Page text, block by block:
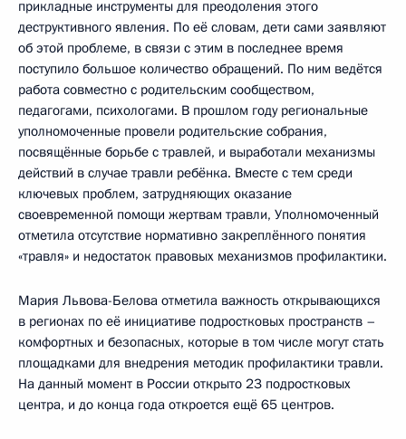
прикладные инструменты для преодоления этого
деструктивного явления. По её словам, дети сами заявляют
об этой проблеме, в связи с этим в последнее время
поступило большое количество обращений. По ним ведётся
работа совместно с родительским сообществом,
педагогами, психологами. В прошлом году региональные
уполномоченные провели родительские собрания,
посвящённые борьбе с травлей, и выработали механизмы
действий в случае травли ребёнка. Вместе с тем среди
ключевых проблем, затрудняющих оказание
своевременной помощи жертвам травли, Уполномоченный
отметила отсутствие нормативно закреплённого понятия
«травля» и недостаток правовых механизмов профилактики.
Мария Львова-Белова отметила важность открывающихся
в регионах по её инициативе подростковых пространств –
комфортных и безопасных, которые в том числе могут стать
площадками для внедрения методик профилактики травли.
На данный момент в России открыто 23 подростковых
центра, и до конца года откроется ещё 65 центров.